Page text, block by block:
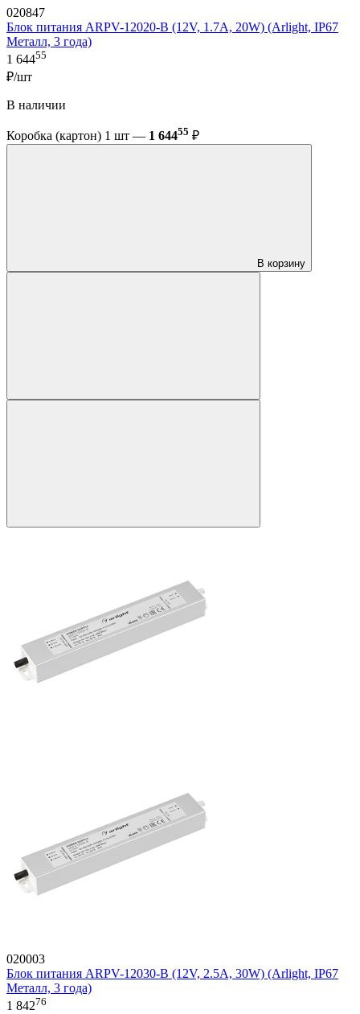
020847
Блок питания ARPV-12020-B (12V, 1.7A, 20W) (Arlight, IP67
Металл, 3 года)
1 64455
₽/шт
В наличии
Коробка (картон) 1 шт — 1 64455 ₽
В корзину
020003
Блок питания ARPV-12030-B (12V, 2.5A, 30W) (Arlight, IP67
Металл, 3 года)
1 84276